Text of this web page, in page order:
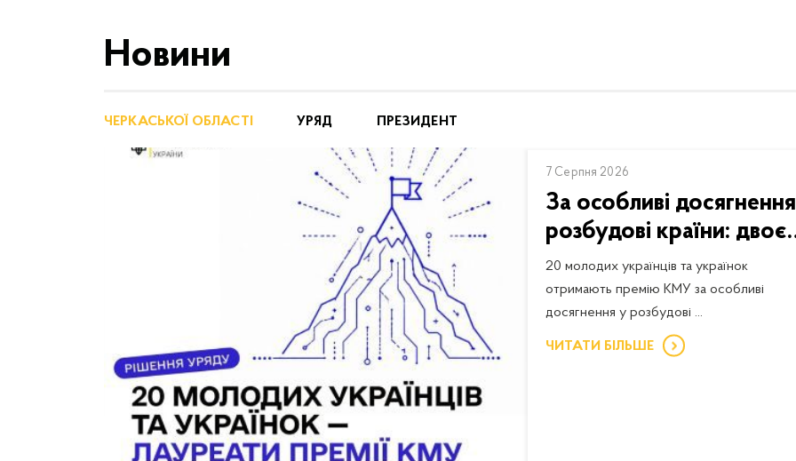
Новини
ЧЕРКАСЬКОЇ ОБЛАСТІ УРЯД ПРЕЗИДЕНТ
7 Серпня 2026
За особливі
розбудові країни:
20 молодих українців та українок
отримають премію КМУ за особливі
досягнення у розбудові ...
ЧИТАТИ БІЛЬШЕ